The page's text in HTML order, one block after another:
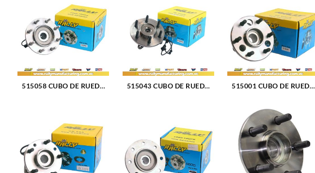
515058 CUBO DE RUEDA
515043 CUBO DE RUEDA
515001 CUBO DE RUEDA